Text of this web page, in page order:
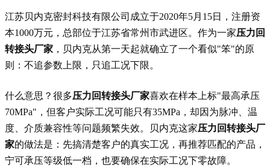
江苏贝内克密封科技有限公司成立于2020年5月15日，注册资
本1000万元，总部位于江苏省常州市武进区。作为一家压力回
转接头厂家 ，贝内克从第一天起就确立了一个看似"笨"的原
则：不追参数上限，只追工况下限。
什么意思？很多压力回转接头厂家喜欢在样本上标"最高承压
70MPa"，但客户实际工况可能只有35MPa，却因为脉冲、温
度、介质兼容性等问题频繁失效。贝内克这家压力回转接头厂
家的做法是：先搞清楚客户的真实工况，再推荐匹配的产品，
宁可承压等级低一档，也要确保在实际工况下零故障。